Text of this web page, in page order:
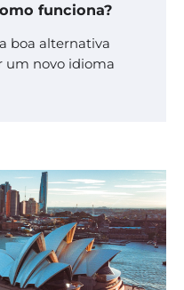
funciona?
boa alternativa
um novo idioma